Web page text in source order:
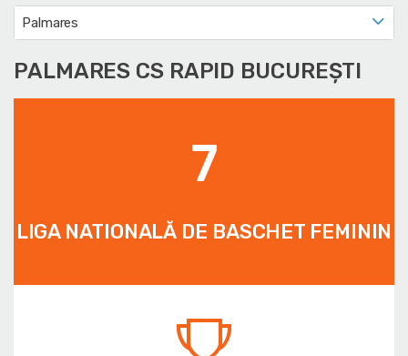
Palmares
PALMARES CS RAPID BUCUREȘTI
7
LIGA NATIONALĂ DE BASCHET FEMININ